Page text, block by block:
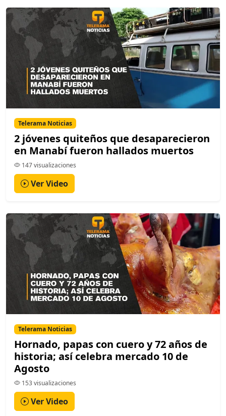
Telerama Noticias
2 jóvenes quiteños que desaparecieron
en Manabí fueron hallados muertos
147 visualizaciones
Ver Video
Telerama Noticias
Hornado, papas con cuero y 72 años de
historia; así celebra mercado 10 de
Agosto
153 visualizaciones
Ver Video